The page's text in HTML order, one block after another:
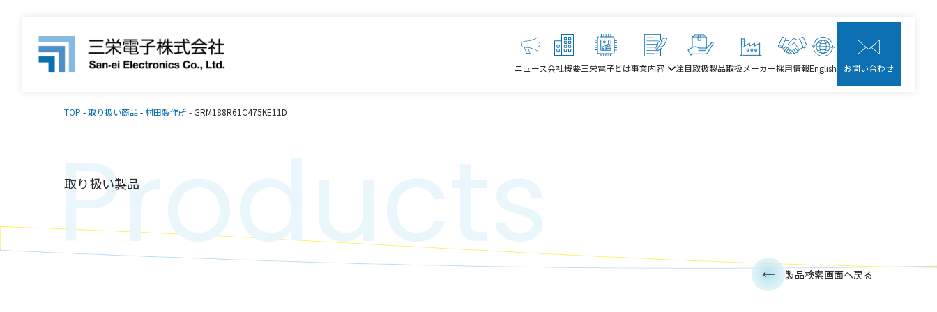
ニュース会社概要三栄電子とは事業内容 注目取扱製品取扱メーカー採用情報English お問い合わせ
TOP -取り扱い商品-村田製作所-GRM188R61C475KE11D
取り扱い製品
Products 製品検索画面へ戻る